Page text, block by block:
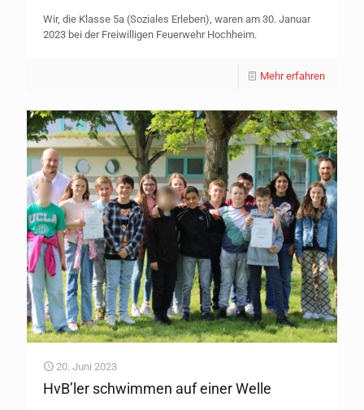
Wir, die Klasse 5a (Soziales Erleben), waren am 30. Januar
2023 bei der Freiwilligen Feuerwehr Hochheim.
Mehr erfahren
20. Juni 2023
HvB’ler schwimmen auf einer Welle